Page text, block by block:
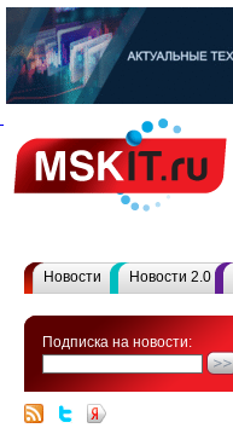
Новости Новости 2.0
Подписка на новости: